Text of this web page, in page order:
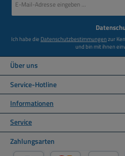
Mail-
Ich habe die Datenschutzbestimmungenzur
und bin mit ihnen
Über uns
Service-Hotline
Informationen
Service
Zahlungsarten